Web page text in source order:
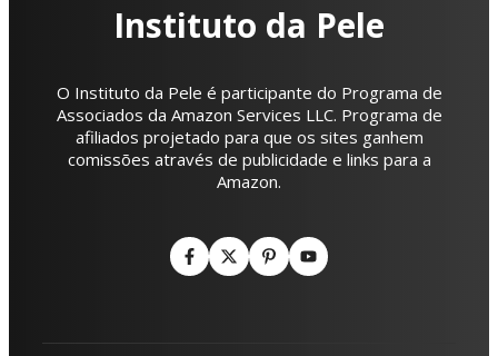
Instituto da Pele
O Instituto da Pele é participante do Programa de
Associados da Amazon Services LLC. Programa de
afiliados projetado para que os sites ganhem
comissões através de publicidade e links para a
Amazon.